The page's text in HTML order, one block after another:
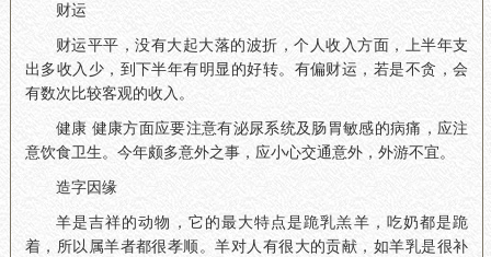
财运
财运平平，没有大起大落的波折，个人收入方面，上半年支
出多收入少，到下半年有明显的好转。有偏财运，若是不贪，会
有数次比较客观的收入。
健康 健康方面应要注意有泌尿系统及肠胃敏感的病痛，应注
意饮食卫生。今年颇多意外之事，应小心交通意外，外游不宜。
造字因缘
羊是吉祥的动物，它的最大特点是跪乳羔羊，吃奶都是跪
着，所以属羊者都很孝顺。羊对人有很大的贡献，如羊乳是很补